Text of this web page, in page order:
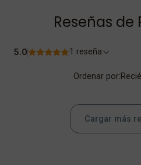
Reseñas de
5.0 1 reseña
Ordenar por:
Cargar más